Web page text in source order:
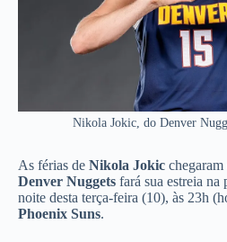
APOSTAS
Nikola Jokic, do Denver
As férias de Nikola Jokic
Denver Nuggets fará sua estreia na
noite desta terça-feira (10), às 23h
Phoenix Suns.